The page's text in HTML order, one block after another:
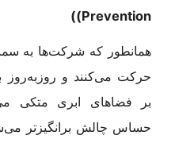
Prevention
)
)
همانطور که شرکت‌ها به
حرکت می‌کنند و روزبه‌روز
بر فضاهای ابری متکی
حساس چالش برانگیزتر